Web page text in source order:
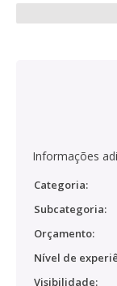
Informações
Categoria:
Subcategoria:
Orçamento:
Nível de
Visibilidade: